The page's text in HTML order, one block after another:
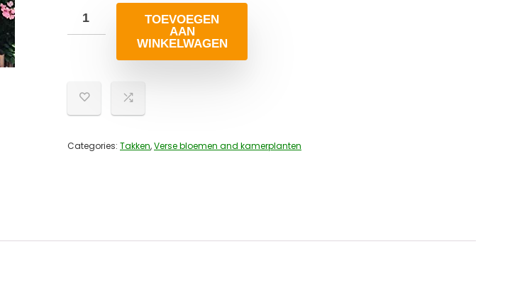
TOEVOEGEN
AAN
WINKELWAGEN
Categories: Takken,Verse bloemen and kamerplanten